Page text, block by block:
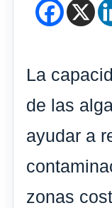
La
de las
ayudar a
zonas